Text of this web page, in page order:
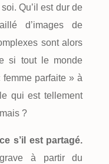
Qu’il est dur de
d’images de
sont alors
si tout le monde
parfaite » à
qui est tellement
?
s’il est partagé.
à partir du